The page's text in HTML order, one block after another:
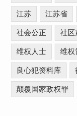
江苏 江苏省
社会公正 社区
维权人士 维权
良心犯资料库
颠覆国家政权罪